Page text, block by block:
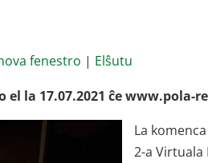
fenestro | Elŝutu
el la 17.07.2021 ĉe
La
2-a